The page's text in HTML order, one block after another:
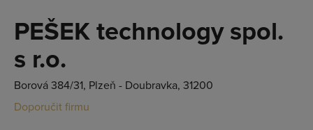
PEŠEK technology spol.
s r.o.
Borová 384/31, Plzeň - Doubravka, 31200
Doporučit firmu